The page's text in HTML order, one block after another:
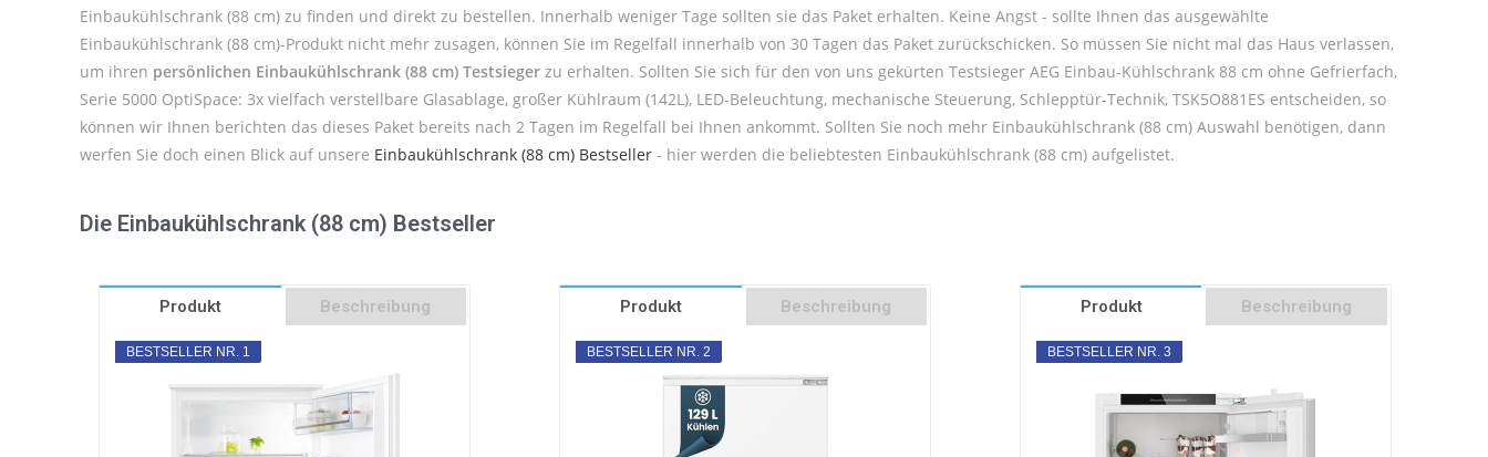
Einbaukühlschrank (88 cm) zu finden und direkt zu bestellen. Innerhalb weniger Tage sollten sie das Paket erhalten. Keine Angst - sollte Ihnen das ausgewählte
Einbaukühlschrank (88 cm)-Produkt nicht mehr zusagen, können Sie im Regelfall innerhalb von 30 Tagen das Paket zurückschicken. So müssen Sie nicht mal das Haus verlassen,
um ihren persönlichen Einbaukühlschrank (88 cm) Testsieger zu erhalten. Sollten Sie sich für den von uns gekürten Testsieger AEG Einbau-Kühlschrank 88 cm ohne Gefrierfach,
Serie 5000 OptiSpace: 3x vielfach verstellbare Glasablage, großer Kühlraum (142L), LED-Beleuchtung, mechanische Steuerung, Schlepptür-Technik, TSK5O881ES entscheiden, so
können wir Ihnen berichten das dieses Paket bereits nach 2 Tagen im Regelfall bei Ihnen ankommt. Sollten Sie noch mehr Einbaukühlschrank (88 cm) Auswahl benötigen, dann
werfen Sie doch einen Blick auf unsere Einbaukühlschrank (88 cm) Bestseller - hier werden die beliebtesten Einbaukühlschrank (88 cm) aufgelistet.
Die Einbaukühlschrank (88 cm) Bestseller
Produkt Beschreibung
BESTSELLER NR. 1
Produkt Beschreibung
BESTSELLER NR. 2
Produkt Beschreibung
BESTSELLER NR. 3